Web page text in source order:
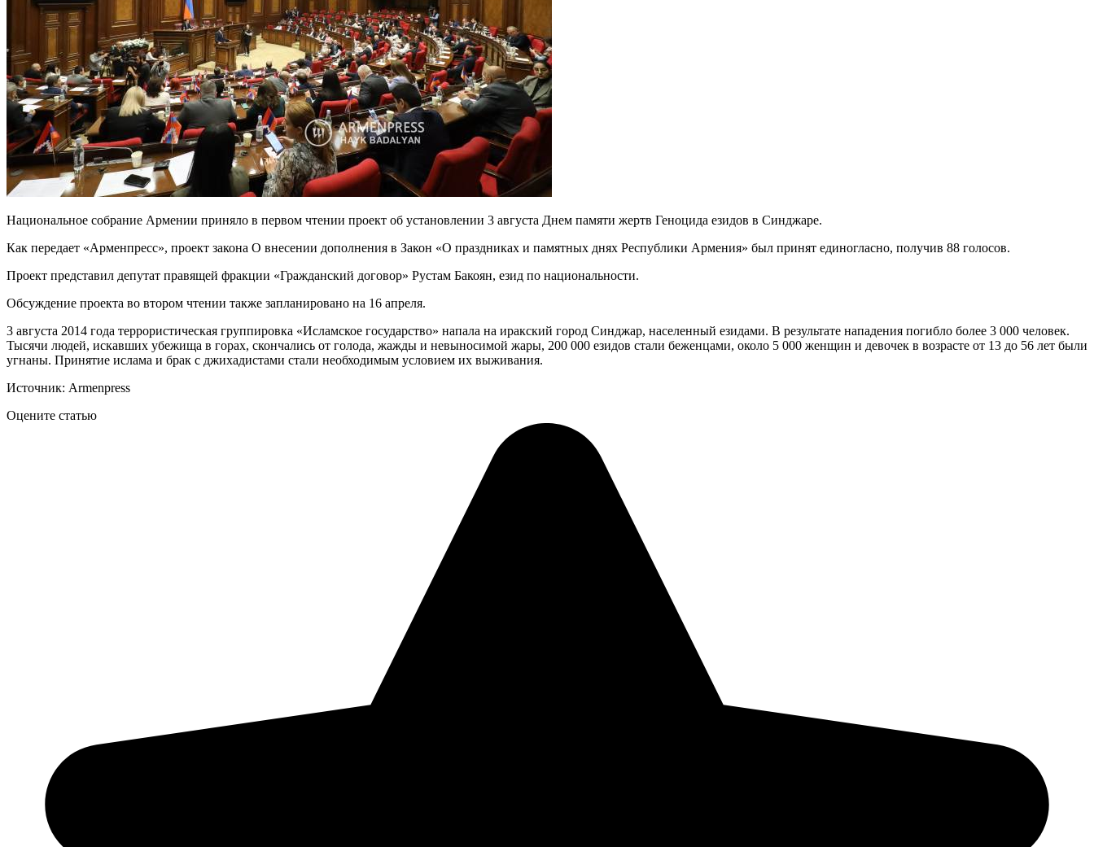
Национальное собрание Армении приняло в первом чтении проект об установлении 3 августа Днем памяти жертв Геноцида езидов в Синджаре.
Как передает «Арменпресс», проект закона О внесении дополнения в Закон «О праздниках и памятных днях Республики Армения» был принят единогласно, получив 88 голосов.
Проект представил депутат правящей фракции «Гражданский договор» Рустам Бакоян, езид по национальности.
Обсуждение проекта во втором чтении также запланировано на 16 апреля.
3 августа 2014 года террористическая группировка «Исламское государство» напала на иракский город Синджар, населенный езидами. В результате нападения погибло более 3 000 человек.
Тысячи людей, искавших убежища в горах, скончались от голода, жажды и невыносимой жары, 200 000 езидов стали беженцами, около 5 000 женщин и девочек в возрасте от 13 до 56 лет были
угнаны. Принятие ислама и брак с джихадистами стали необходимым условием их выживания.
Источник: Armenpress
Оцените статью